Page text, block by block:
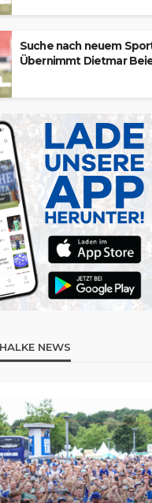
Suche nach neuem
Übernimmt Dietmar
NEWS